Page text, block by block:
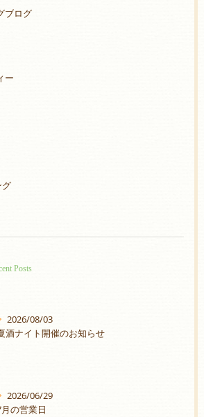
ブログ
ー
グ
Posts
2026/08/03
酒ナイト開催のお知らせ
2026/06/29
の営業日